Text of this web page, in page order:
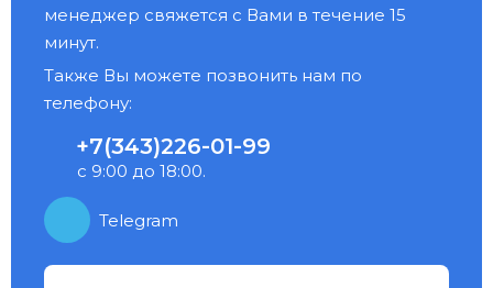
менеджер свяжется с Вами в течение 15
минут.
Также Вы можете позвонить нам по
телефону:
+7(343)226-01-99
с 9:00 до 18:00.
Telegram